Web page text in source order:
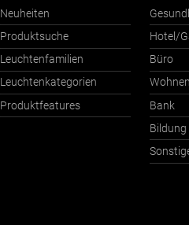
Neuheiten
Produktsuche
Leuchtenfamilien
Leuchtenkategorien
Produktfeatures
Hotel/
Büro
Wohnen
Bank
Bildung